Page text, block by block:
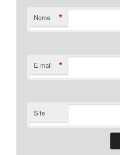
Nome *
E-mail *
Site